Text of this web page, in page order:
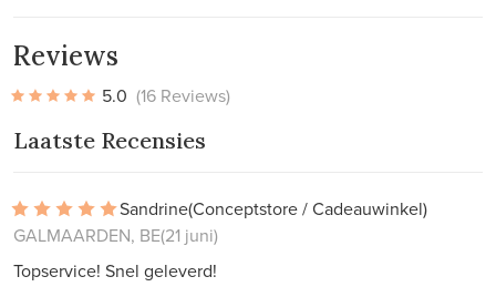
Reviews
5.0 (16 Reviews)
Laatste Recensies
Sandrine(Conceptstore / Cadeauwinkel)
GALMAARDEN, BE(21 juni)
Topservice! Snel geleverd!